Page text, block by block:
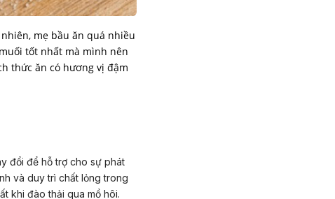
mẹ bầu ăn quá nhiều
tốt nhất mà mình nên
thức ăn có hương vị đậm
đổi để hỗ trợ cho sự phát
và duy trì chất lỏng trong
khi đào thải qua mồ hôi.